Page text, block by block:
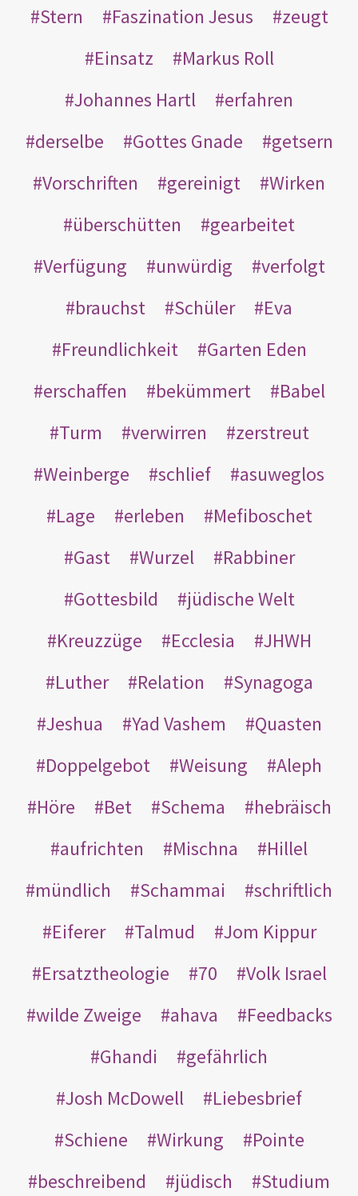
Stern
Faszination Jesus
zeugt
Einsatz
Markus Roll
Johannes Hartl
erfahren
derselbe
Gottes Gnade
getsern
Vorschriften
gereinigt
Wirken
überschütten
gearbeitet
Verfügung
unwürdig
verfolgt
brauchst
Schüler
Eva
Freundlichkeit
Garten Eden
erschaffen
bekümmert
Babel
Turm
verwirren
zerstreut
Weinberge
schlief
asuweglos
Lage
erleben
Mefiboschet
Gast
Wurzel
Rabbiner
Gottesbild
jüdische Welt
Kreuzzüge
Ecclesia
JHWH
Luther
Relation
Synagoga
Jeshua
Yad Vashem
Quasten
Doppelgebot
Weisung
Aleph
Höre
Bet Schema
hebräisch
aufrichten
Mischna
Hillel
mündlich
Schammai
schriftlich
Eiferer
Talmud
Jom Kippur
Ersatztheologie
70
Volk Israel
wilde Zweige
ahava
Feedbacks
Ghandi
gefährlich
Josh McDowell
Liebesbrief
Schiene
Wirkung
Pointe
beschreibend
jüdisch Studium